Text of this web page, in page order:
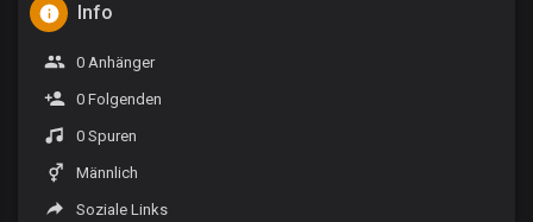
Info
0 Anhänger
0 Folgenden
0 Spuren
Männlich
Soziale Links